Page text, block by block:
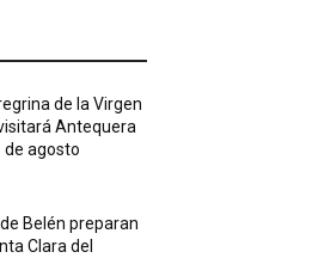
de la Virgen
Antequera
de agosto
Belén preparan
Clara del